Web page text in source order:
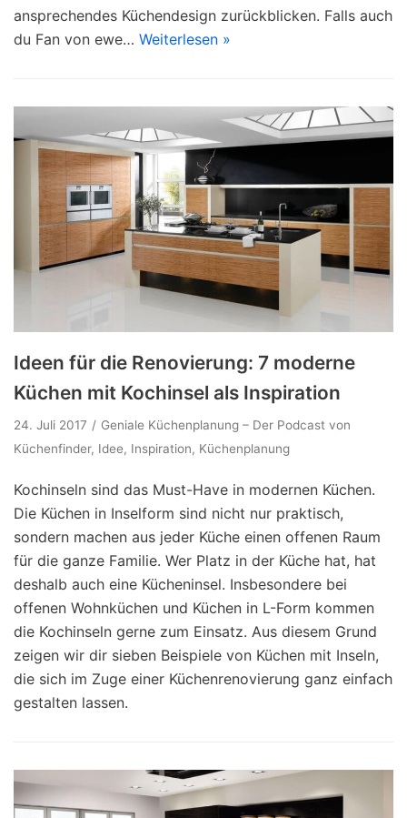
ansprechendes Küchendesign zurückblicken. Falls auch
du Fan von ewe… Weiterlesen »
Ideen für die Renovierung: 7 moderne
Küchen mit Kochinsel als Inspiration
24. Juli 2017
Geniale Küchenplanung – Der Podcast von
Küchenfinder, Idee, Inspiration, Küchenplanung
Kochinseln sind das Must-Have in modernen Küchen.
Die Küchen in Inselform sind nicht nur praktisch,
sondern machen aus jeder Küche einen offenen Raum
für die ganze Familie. Wer Platz in der Küche hat, hat
deshalb auch eine Kücheninsel. Insbesondere bei
offenen Wohnküchen und Küchen in L-Form kommen
die Kochinseln gerne zum Einsatz. Aus diesem Grund
zeigen wir dir sieben Beispiele von Küchen mit Inseln,
die sich im Zuge einer Küchenrenovierung ganz einfach
gestalten lassen.